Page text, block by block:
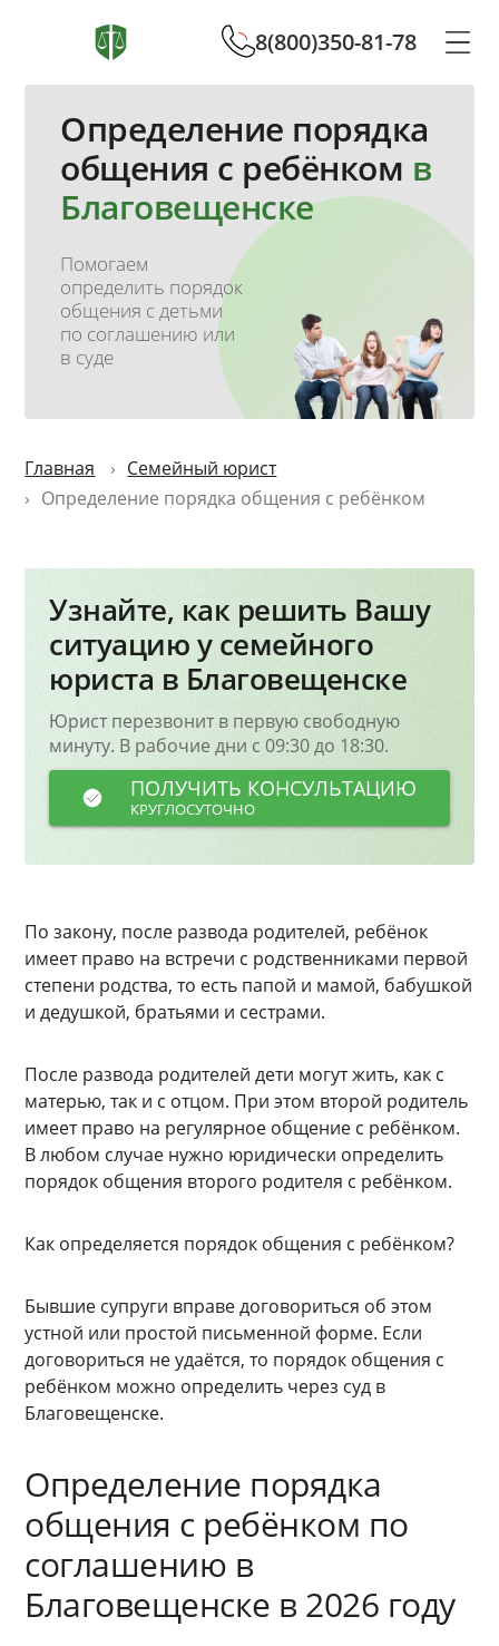
8(800)350-81-78
Определение порядка
общения с ребёнком в
Благовещенске
Помогаем
определить порядок
общения с детьми
по соглашению или
в суде
Главная
Семейный юрист
Определение порядка общения с ребёнком
Узнайте, как решить Вашу
ситуацию у семейного
юриста в Благовещенске
Юрист перезвонит в первую свободную
минуту. В рабочие дни с 09:30 до 18:30.
ПОЛУЧИТЬ КОНСУЛЬТАЦИЮ
КРУГЛОСУТОЧНО
По закону, после развода родителей, ребёнок
имеет право на встречи с родственниками первой
степени родства, то есть папой и мамой, бабушкой
и дедушкой, братьями и сестрами.
После развода родителей дети могут жить, как с
матерью, так и с отцом. При этом второй родитель
имеет право на регулярное общение с ребёнком.
В любом случае нужно юридически определить
порядок общения второго родителя с ребёнком.
Как определяется порядок общения с ребёнком?
Бывшие супруги вправе договориться об этом
устной или простой письменной форме. Если
договориться не удаётся, то порядок общения с
ребёнком можно определить через суд в
Благовещенске.
Определение порядка
общения с ребёнком по
соглашению в
Благовещенске в 2026 году